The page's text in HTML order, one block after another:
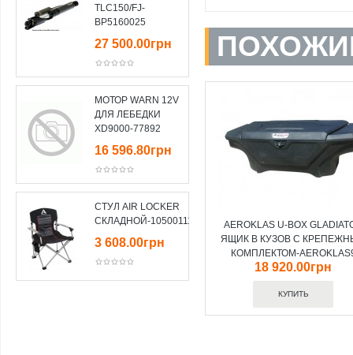
TLC150/FJ-
BP5160025
27 500.00грн
МОТОР WARN 12V
ДЛЯ ЛЕБЕДКИ
XD9000-77892
16 596.80грн
СТУЛ AIR LOCKER
СКЛАДНОЙ-10500111
3 608.00грн
AEROKLAS U-BOX
ЯЩИК В КУЗОВ С
КОМПЛЕКТОМ-
18 920.00грн